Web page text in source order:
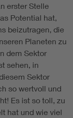
erster Stelle
Potential hat,
beizutragen, die
Planeten zu
dem Sektor
sehen, in
Sektor
so wertvoll und
Es ist so toll, zu
hat und wie viel